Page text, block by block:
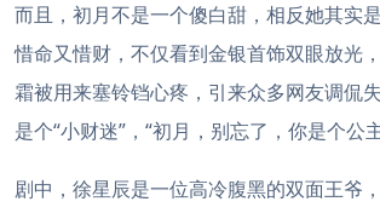
而且，初月不是一个傻白甜，相反她其实
惜命又惜财，不仅看到金银首饰双眼放光
霜被用来塞铃铛心疼，引来众多网友调侃
是个“小财迷”，“初月，别忘了，你是个公
剧中，徐星辰是一位高冷腹黑的双面王爷